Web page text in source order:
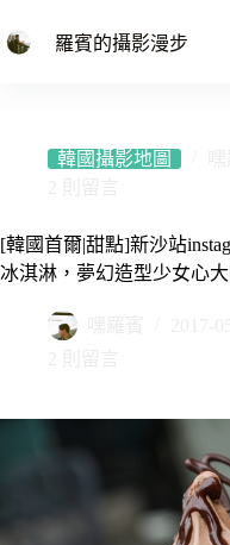
至
羅賓的攝影漫步
韓國攝影地圖
[韓國首爾|甜點]新沙站
冰淇淋，夢幻造型少女心